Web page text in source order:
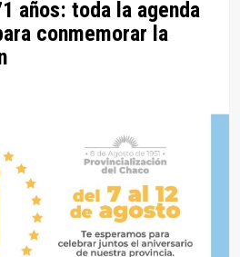
años: toda la agenda
conmemorar la